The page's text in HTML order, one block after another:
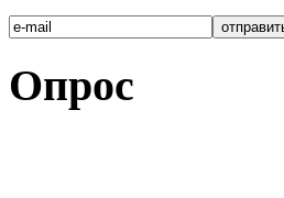
Опрос